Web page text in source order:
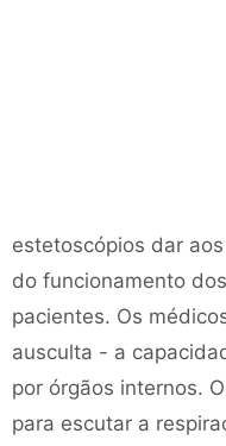
estetoscópios dar
do funcionamento
pacientes. Os
ausculta - a
por órgãos internos.
para escutar a